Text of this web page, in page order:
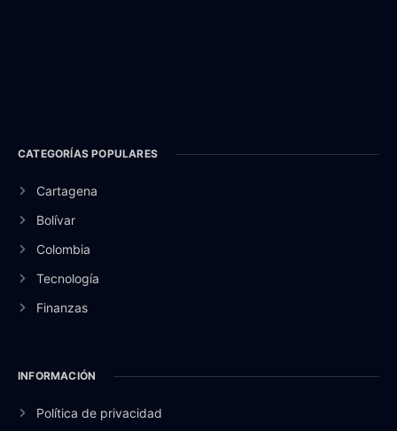
CATEGORÍAS POPULARES
Cartagena
Bolívar
Colombia
Tecnología
Finanzas
INFORMACIÓN
Política de privacidad